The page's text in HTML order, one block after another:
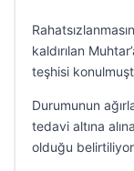
kaldırılan
teşhisi
Durumunun
tedavi altına
olduğu